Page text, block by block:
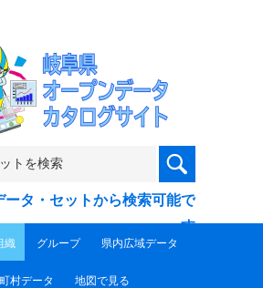
ータ・セットから検索可能で
す
織 グループ 県内広域データ
村データ 地図で見る